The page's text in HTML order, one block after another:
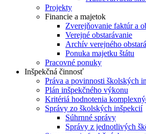
Projekty
Financie a majetok
Zverejňovanie faktúr a
Verejné obstarávanie
Archív verejného
Ponuka majetku štátu
Pracovné ponuky
Inšpekčná činnosť
Práva a povinnosti školských
Plán inšpekčného výkonu
Kritériá hodnotenia
Správy zo školských inšpekcií
Súhrnné správy
Správy z jednotlivých